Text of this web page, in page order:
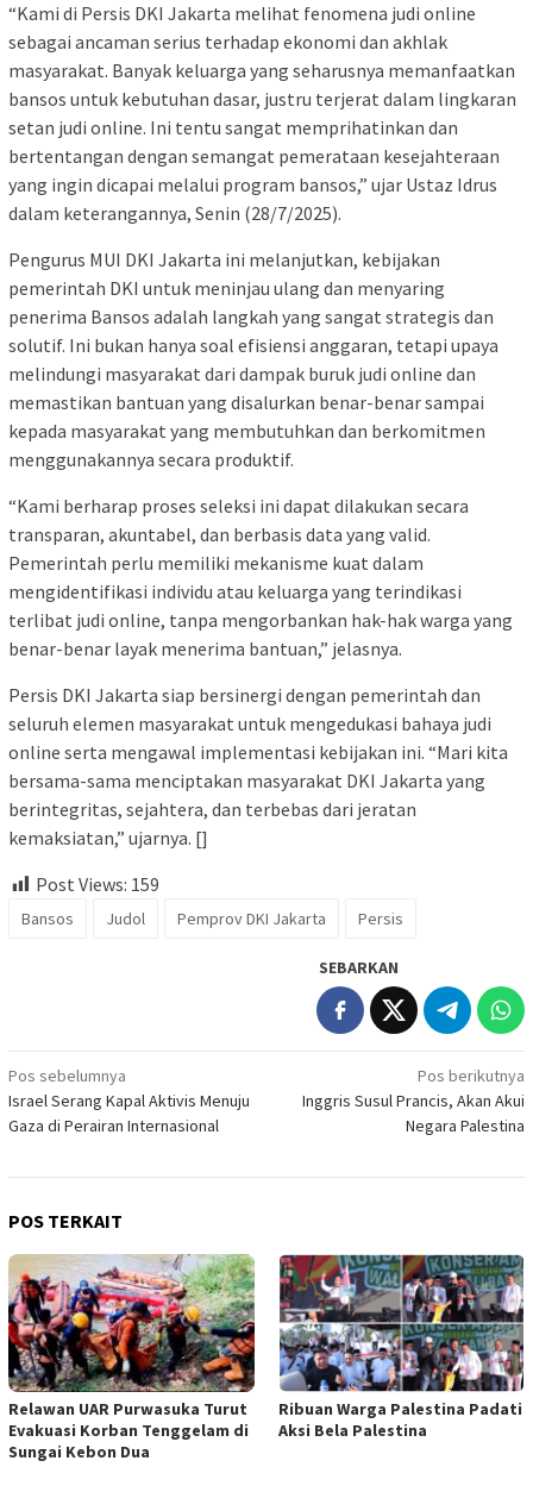
“Kami di Persis DKI Jakarta melihat fenomena judi online
sebagai ancaman serius terhadap ekonomi dan akhlak
masyarakat. Banyak keluarga yang seharusnya memanfaatkan
bansos untuk kebutuhan dasar, justru terjerat dalam lingkaran
setan judi online. Ini tentu sangat memprihatinkan dan
bertentangan dengan semangat pemerataan kesejahteraan
yang ingin dicapai melalui program bansos,” ujar Ustaz Idrus
dalam keterangannya, Senin (28/7/2025).
Pengurus MUI DKI Jakarta ini melanjutkan, kebijakan
pemerintah DKI untuk meninjau ulang dan menyaring
penerima Bansos adalah langkah yang sangat strategis dan
solutif. Ini bukan hanya soal efisiensi anggaran, tetapi upaya
melindungi masyarakat dari dampak buruk judi online dan
memastikan bantuan yang disalurkan benar-benar sampai
kepada masyarakat yang membutuhkan dan berkomitmen
menggunakannya secara produktif.
“Kami berharap proses seleksi ini dapat dilakukan secara
transparan, akuntabel, dan berbasis data yang valid.
Pemerintah perlu memiliki mekanisme kuat dalam
mengidentifikasi individu atau keluarga yang terindikasi
terlibat judi online, tanpa mengorbankan hak-hak warga yang
benar-benar layak menerima bantuan,” jelasnya.
Persis DKI Jakarta siap bersinergi dengan pemerintah dan
seluruh elemen masyarakat untuk mengedukasi bahaya judi
online serta mengawal implementasi kebijakan ini. “Mari kita
bersama-sama menciptakan masyarakat DKI Jakarta yang
berintegritas, sejahtera, dan terbebas dari jeratan
kemaksiatan,” ujarnya. []
Post Views: 159
Bansos Judol Pemprov DKI Jakarta Persis
SEBARKAN
Navigasi
pos
Pos sebelumnya
Israel Serang Kapal Aktivis Menuju
Gaza di Perairan Internasional
Pos berikutnya
Inggris Susul Prancis, Akan Akui
Negara Palestina
POS TERKAIT
Relawan UAR Purwasuka Turut
Evakuasi Korban Tenggelam di
Sungai Kebon Dua
Ribuan Warga Palestina Padati
Aksi Bela Palestina